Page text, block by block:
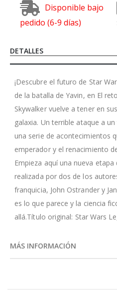
Disponible bajo
pedido (6-9 días)
DETALLES
¡Descubre el futuro de Star
de la batalla de Yavin, en El
Skywalker vuelve a tener en
galaxia. Un terrible ataque a
una serie de acontecimientos
emperador y el renacimiento
Empieza aquí una nueva
realizada por dos de los
franquicia, John Ostrander y
es lo que parece y la ciencia
allá.Título original: Star Wars
MÁS INFORMACIÓN